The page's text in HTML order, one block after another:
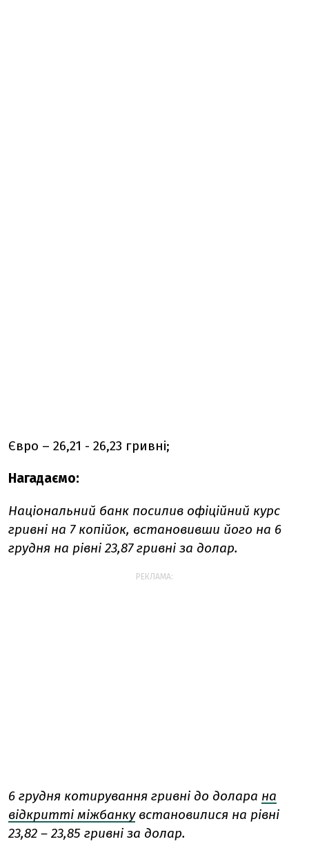
Євро – 26,21 - 26,23 гривні;
Нагадаємо:
Національний банк посилив офіційний курс
гривні на 7 копійок, встановивши його на 6
грудня на рівні 23,87 гривні за долар.
РЕКЛАМА:
6 грудня котирування гривні до долара на
відкритті міжбанкувстановилися на рівні
23,82 – 23,85 гривні за долар.